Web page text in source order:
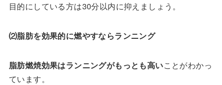
目的にしている方は30分以内に抑えましょう。
⑵脂肪を効果的に燃やすならランニング
脂肪燃焼効果はランニングがもっとも高いことがわかっ
ています。